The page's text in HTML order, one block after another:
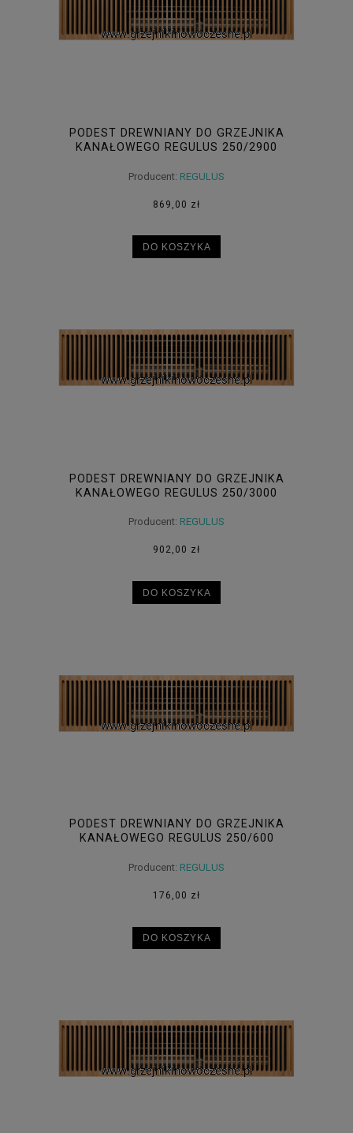
PODEST DREWNIANY DO GRZEJNIKA
KANAŁOWEGO REGULUS 250/2900
Producent: REGULUS
869,00 zł
DO KOSZYKA
PODEST DREWNIANY DO GRZEJNIKA
KANAŁOWEGO REGULUS 250/3000
Producent: REGULUS
902,00 zł
DO KOSZYKA
PODEST DREWNIANY DO GRZEJNIKA
KANAŁOWEGO REGULUS 250/600
Producent: REGULUS
176,00 zł
DO KOSZYKA